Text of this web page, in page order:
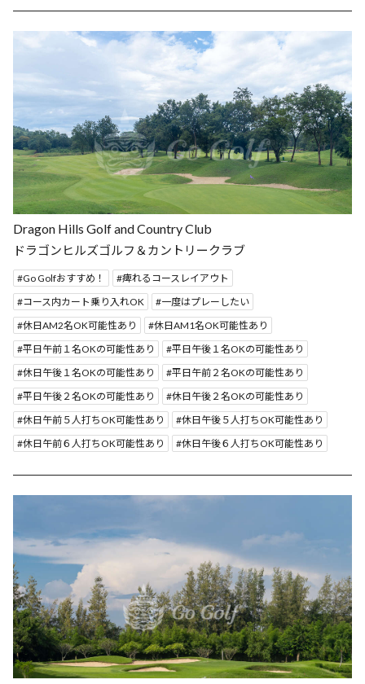
Dragon Hills Golf and Country Club
ドラゴンヒルズゴルフ＆カントリークラブ
Go Golfおすすめ！
痺れるコースレイアウト
コース内カート乗り入れOK
一度はプレーしたい
休日AM2名OK可能性あり
休日AM1名OK可能性あり
平日午前１名OKの可能性あり
平日午後１名OKの可能性あり
休日午後１名OKの可能性あり
平日午前２名OKの可能性あり
平日午後２名OKの可能性あり
休日午後２名OKの可能性あり
休日午前５人打ちOK可能性あり
休日午後５人打ちOK可能性あり
休日午前６人打ちOK可能性あり
休日午後６人打ちOK可能性あり